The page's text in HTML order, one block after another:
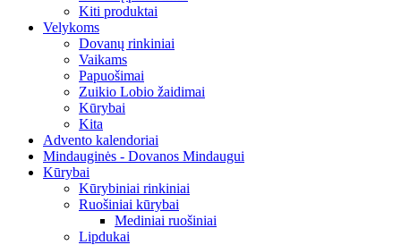
Kiti produktai
Velykoms
Dovanų rinkiniai
Vaikams
Papuošimai
Zuikio Lobio žaidimai
Kūrybai
Kita
Advento kalendoriai
Mindauginės - Dovanos Mindaugui
Kūrybai
Kūrybiniai rinkiniai
Ruošiniai kūrybai
Mediniai ruošiniai
Lipdukai